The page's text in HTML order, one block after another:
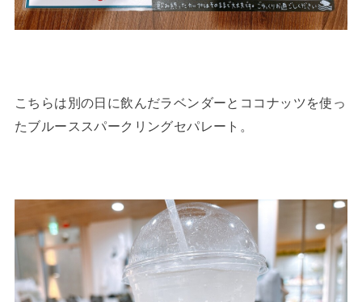
こちらは別の日に飲んだラベンダーとココナッツを使っ
たブルーススパークリングセパレート。